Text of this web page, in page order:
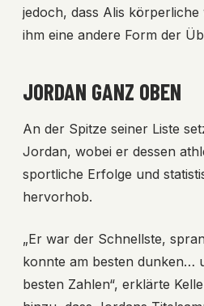
jedoch, dass Alis
ihm eine andere Form der
JORDAN GANZ OBEN
An der Spitze seiner Liste
Jordan, wobei er dessen
sportliche Erfolge und
hervorhob.
„Er war der Schnellste,
konnte am besten dunken…
besten Zahlen“, erklärte